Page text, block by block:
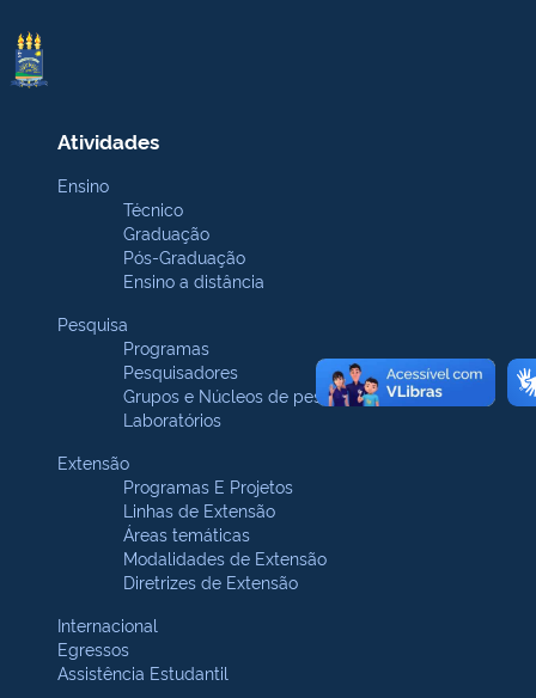
Atividades
Ensino
Técnico
Graduação
Pós-Graduação
Ensino a distância
Pesquisa
Programas
Pesquisadores
Grupos e Núcleos de pesquisa
Laboratórios
Extensão
Programas E Projetos
Linhas de Extensão
Áreas temáticas
Modalidades de Extensão
Diretrizes de Extensão
Internacional
Egressos
Assistência Estudantil